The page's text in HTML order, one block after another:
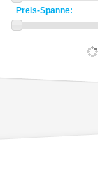
Preis-Spanne: